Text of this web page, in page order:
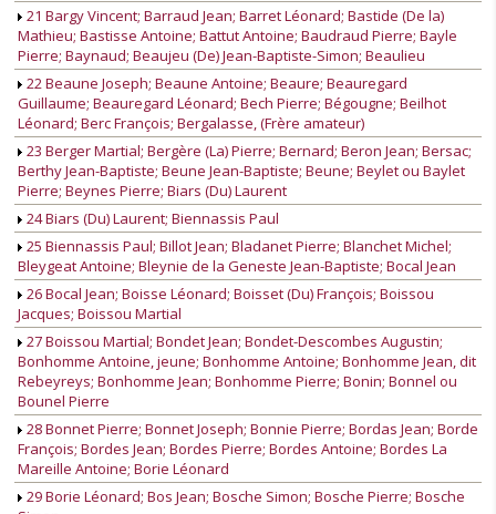
21 Bargy Vincent; Barraud Jean; Barret Léonard; Bastide (De la)
Mathieu; Bastisse Antoine; Battut Antoine; Baudraud Pierre; Bayle
Pierre; Baynaud; Beaujeu (De) Jean-Baptiste-Simon; Beaulieu
22 Beaune Joseph; Beaune Antoine; Beaure; Beauregard
Guillaume; Beauregard Léonard; Bech Pierre; Bégougne; Beilhot
Léonard; Berc François; Bergalasse, (Frère amateur)
23 Berger Martial; Bergère (La) Pierre; Bernard; Beron Jean; Bersac;
Berthy Jean-Baptiste; Beune Jean-Baptiste; Beune; Beylet ou Baylet
Pierre; Beynes Pierre; Biars (Du) Laurent
24 Biars (Du) Laurent; Biennassis Paul
25 Biennassis Paul; Billot Jean; Bladanet Pierre; Blanchet Michel;
Bleygeat Antoine; Bleynie de la Geneste Jean-Baptiste; Bocal Jean
26 Bocal Jean; Boisse Léonard; Boisset (Du) François; Boissou
Jacques; Boissou Martial
27 Boissou Martial; Bondet Jean; Bondet-Descombes Augustin;
Bonhomme Antoine, jeune; Bonhomme Antoine; Bonhomme Jean, dit
Rebeyreys; Bonhomme Jean; Bonhomme Pierre; Bonin; Bonnel ou
Bounel Pierre
28 Bonnet Pierre; Bonnet Joseph; Bonnie Pierre; Bordas Jean; Borde
François; Bordes Jean; Bordes Pierre; Bordes Antoine; Bordes La
Mareille Antoine; Borie Léonard
29 Borie Léonard; Bos Jean; Bosche Simon; Bosche Pierre; Bosche